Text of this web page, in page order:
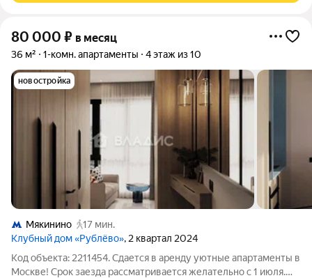
80 000 ₽ в месяц
36 м² 1-комн. апартаменты 4 этаж из 10
новостройка
Мякинино
17 мин.
Клубный дом «Рублёво», 2 квартал 2024
Код объекта: 2211454. Сдается в аренду уютные апартаменты в
Москве! Срок заезда рассматривается желательно с 1 июля.